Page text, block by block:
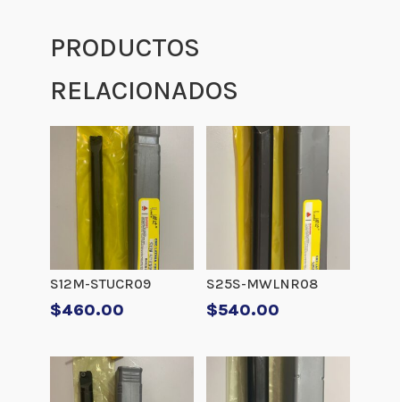
PRODUCTOS
RELACIONADOS
S12M-STUCR09
$460.00
S25S-MWLNR08
$540.00